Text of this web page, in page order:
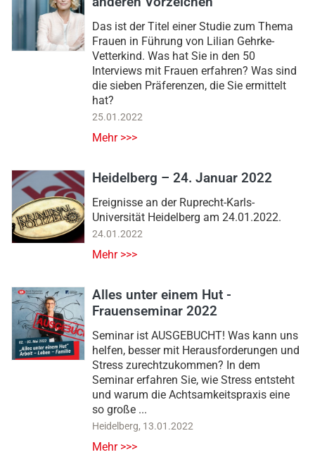
Das ist der Titel einer Studie zum Thema
Frauen in Führung von Lilian Gehrke-
Vetterkind. Was hat Sie in den 50
Interviews mit Frauen erfahren? Was sind
die sieben Präferenzen, die Sie ermittelt
hat?
25.01.2022
Mehr >>>
Heidelberg – 24. Januar 2022
Ereignisse an der Ruprecht-Karls-
Universität Heidelberg am 24.01.2022.
24.01.2022
Mehr >>>
Alles unter einem Hut -
Frauenseminar 2022
Seminar ist AUSGEBUCHT! Was kann uns
helfen, besser mit Herausforderungen und
Stress zurechtzukommen? In dem
Seminar erfahren Sie, wie Stress entsteht
und warum die Achtsamkeitspraxis eine
so große ...
Heidelberg, 13.01.2022
Mehr >>>